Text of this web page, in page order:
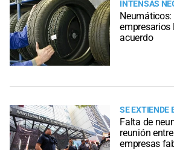
INTENSAS
Neumáticos:
empresarios
acuerdo
SE EXTIENDE
Falta de
reunión
empresas